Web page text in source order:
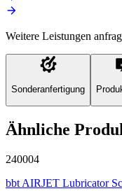
Weitere Leistungen
Sonderanfertigung
Ähnliche
240004
bbt AIRJET Lubricator